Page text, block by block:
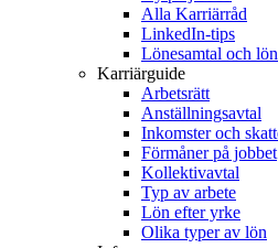
Alla Karriärråd
LinkedIn-tips
Lönesamtal och
Karriärguide
Arbetsrätt
Anställningsavtal
Inkomster och
Förmåner på jobbet
Kollektivavtal
Typ av arbete
Lön efter yrke
Olika typer av lön